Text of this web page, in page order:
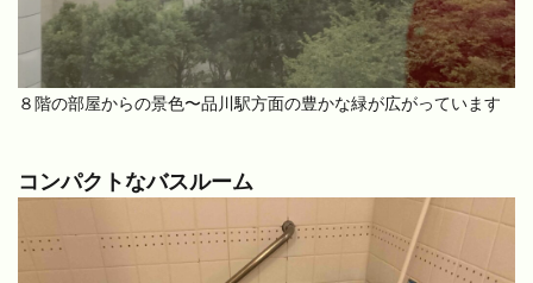
８階の部屋からの景色〜品川駅方面の豊かな緑が広がっています
コンパクトなバスルーム